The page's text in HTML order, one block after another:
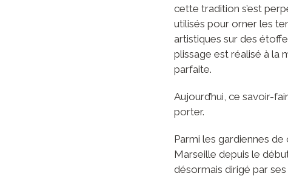
cette tradition s’est
utilisés pour orner les
artistiques sur des
plissage est réalisé à la
parfaite.
Aujourd’hui, ce savoir-
porter.
Parmi les gardiennes
Marseille depuis le
désormais dirigé par